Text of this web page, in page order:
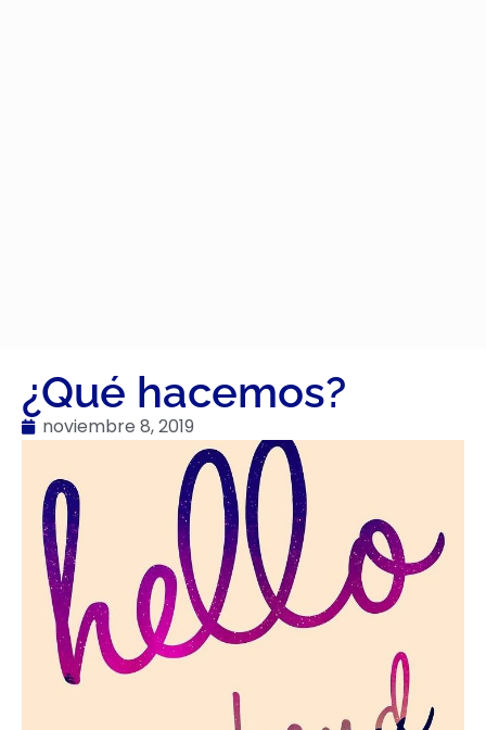
¿Qué hacemos?
noviembre 8, 2019